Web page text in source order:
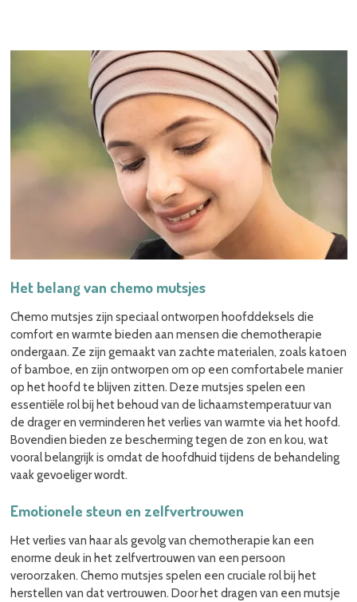
Het belang van chemo mutsjes
Chemo mutsjes zijn speciaal ontworpen hoofddeksels die
comfort en warmte bieden aan mensen die chemotherapie
ondergaan. Ze zijn gemaakt van zachte materialen, zoals katoen
of bamboe, en zijn ontworpen om op een comfortabele manier
op het hoofd te blijven zitten. Deze mutsjes spelen een
essentiële rol bij het behoud van de lichaamstemperatuur van
de drager en verminderen het verlies van warmte via het hoofd.
Bovendien bieden ze bescherming tegen de zon en kou, wat
vooral belangrijk is omdat de hoofdhuid tijdens de behandeling
vaak gevoeliger wordt.
Emotionele steun en zelfvertrouwen
Het verlies van haar als gevolg van chemotherapie kan een
enorme deuk in het zelfvertrouwen van een persoon
veroorzaken. Chemo mutsjes spelen een cruciale rol bij het
herstellen van dat vertrouwen. Door het dragen van een mutsje